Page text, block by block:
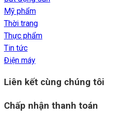
Mỹ phẩm
Thời trang
Thực phẩm
Tin tức
Điện máy
Liên kết cùng chúng tôi
Chấp nhận thanh toán